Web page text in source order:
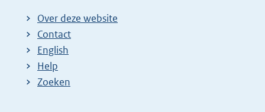
Over deze website
Contact
English
Help
Zoeken